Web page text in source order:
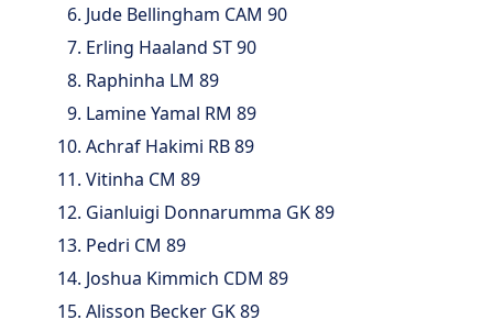
Jude Bellingham CAM 90
Erling Haaland ST 90
Raphinha LM 89
Lamine Yamal RM 89
Achraf Hakimi RB 89
Vitinha CM 89
Gianluigi Donnarumma GK 89
Pedri CM 89
Joshua Kimmich CDM 89
Alisson Becker GK 89